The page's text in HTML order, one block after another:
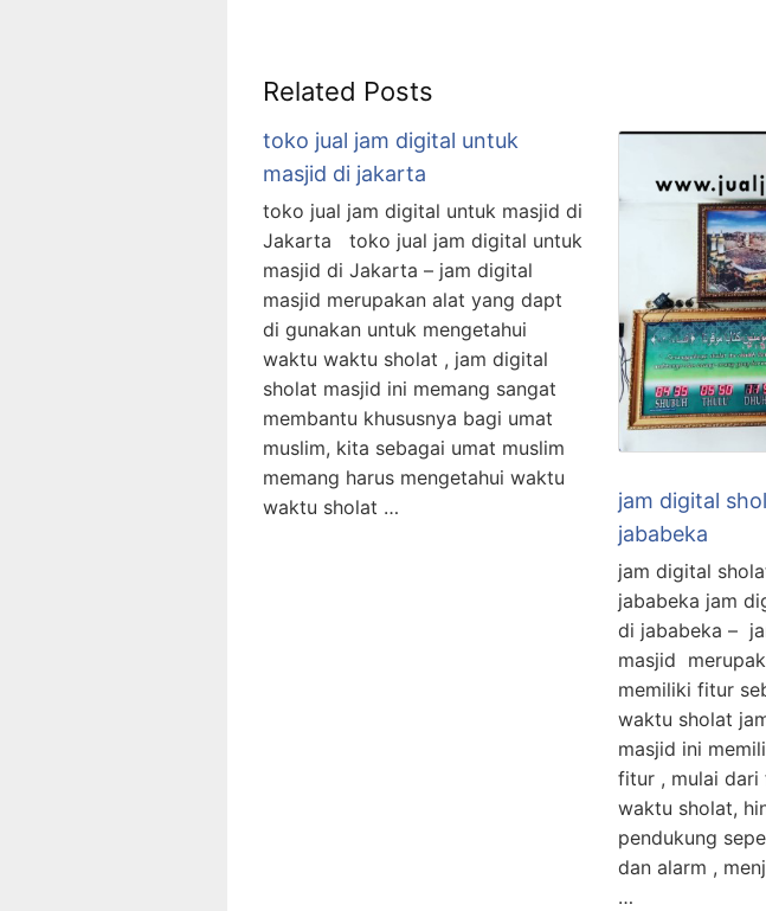
Related Posts
toko jual jam digital untuk
masjid di jakarta
toko jual jam digital untuk masjid di
Jakarta toko jual jam digital untuk
masjid di Jakarta – jam digital
masjid merupakan alat yang dapt
di gunakan untuk mengetahui
waktu waktu sholat , jam digital
sholat masjid ini memang sangat
membantu khususnya bagi umat
muslim, kita sebagai umat muslim
memang harus mengetahui waktu
waktu sholat …
jam digital
jababeka
jam digital
jababeka jam
di jababeka –
masjid
memiliki fitur
waktu sholat
masjid ini
fitur , mulai dari
waktu sholat,
pendukung
dan alarm ,
…